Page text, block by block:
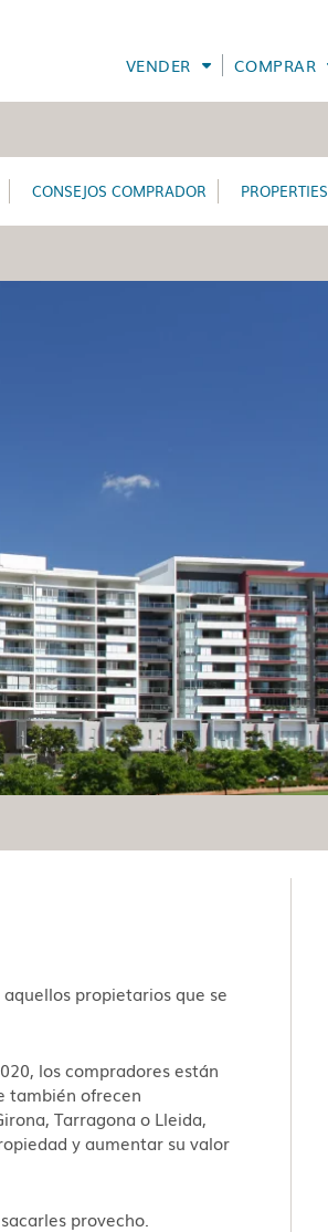
VENDER COMPRAR
CONSEJOS COMPRADOR PROPERTIES
propietarios que se
los compradores están
también ofrecen
Tarragona o Lleida,
y aumentar su valor
provecho.